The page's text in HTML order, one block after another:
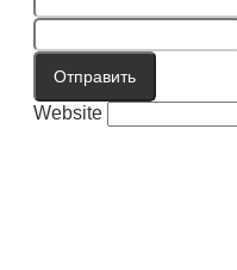
Отправить
Website